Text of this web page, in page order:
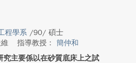
程學系 /90/ 碩士
指導教授： 簡仲和
主要係以在砂質底床上之試